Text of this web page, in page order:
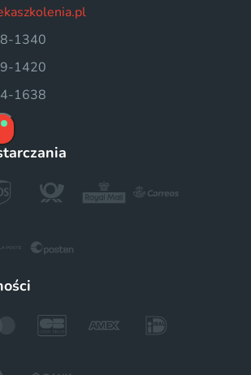
1340
1420
1638